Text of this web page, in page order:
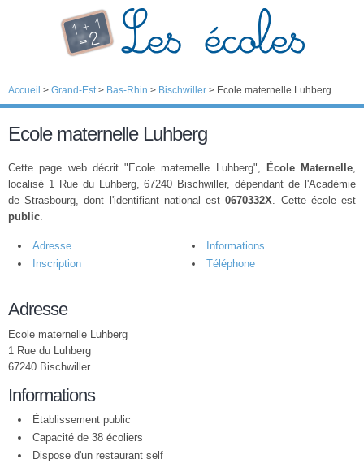
Accueil > Grand-Est> Bas-Rhin > Bischwiller > Ecole maternelle Luhberg
Ecole maternelle Luhberg
Cette page web décrit "Ecole maternelle Luhberg", École Maternelle,
localisé 1 Rue du Luhberg, 67240 Bischwiller, dépendant de l'Académie
de Strasbourg, dont l'identifiant national est0670332X. Cette école est
public.
Adresse
Informations
Inscription
Téléphone
Adresse
Ecole maternelle Luhberg
1 Rue du Luhberg
67240 Bischwiller
Informations
Établissement public
Capacité de 38 écoliers
Dispose d'un restaurant self